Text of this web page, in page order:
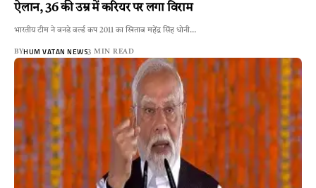
ऐलान, 36 की उम्र में करियर पर लगा विराम
भारतीय टीम ने वनडे वर्ल्ड कप 2011 का खिताब महेंद्र सिंह धोनी…
BYHUM VATAN NEWS3 MIN READ